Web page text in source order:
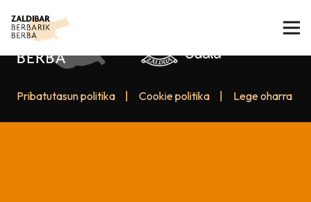
Pribatutasun politika Cookie politika Lege oharra